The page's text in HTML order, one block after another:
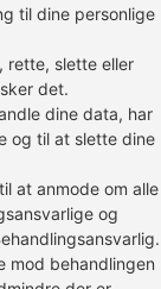
til dine personlige
rette, slette eller
det.
dine data, har
og til at slette dine
at anmode om alle
og
mod behandlingen